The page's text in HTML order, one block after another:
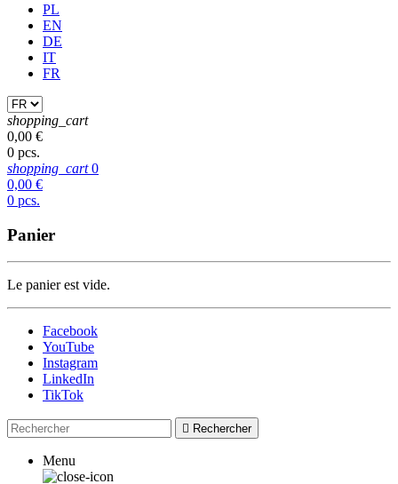
PL
EN
DE
IT
FR
shopping_cart
0,00 €
0 pcs.
shopping_cart 0
0,00 €
0 pcs.
Panier
Le panier est vide.
Facebook
YouTube
Instagram
LinkedIn
TikTok
 Rechercher
Menu